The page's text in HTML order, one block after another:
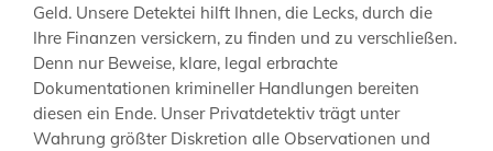
Geld. Unsere Detektei hilft Ihnen, die Lecks, durch die
Ihre Finanzen versickern, zu finden und zu verschließen.
Denn nur Beweise, klare, legal erbrachte
Dokumentationen krimineller Handlungen bereiten
diesen ein Ende. Unser Privatdetektiv trägt unter
Wahrung größter Diskretion alle Observationen und